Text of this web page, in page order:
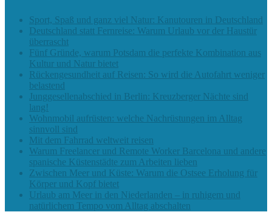
Sport, Spaß und ganz viel Natur: Kanutouren in Deutschland
Deutschland statt Fernreise: Warum Urlaub vor der Haustür
überrascht
Fünf Gründe, warum Potsdam die perfekte Kombination aus
Kultur und Natur bietet
Rückengesundheit auf Reisen: So wird die Autofahrt weniger
belastend
Junggesellenabschied in Berlin: Kreuzberger Nächte sind
lang!
Wohnmobil aufrüsten: welche Nachrüstungen im Alltag
sinnvoll sind
Mit dem Fahrrad weltweit reisen
Warum Freelancer und Remote Worker Barcelona und andere
spanische Küstenstädte zum Arbeiten lieben
Zwischen Meer und Küste: Warum die Ostsee Erholung für
Körper und Kopf bietet
Urlaub am Meer in den Niederlanden – in ruhigem und
natürlichem Tempo vom Alltag abschalten